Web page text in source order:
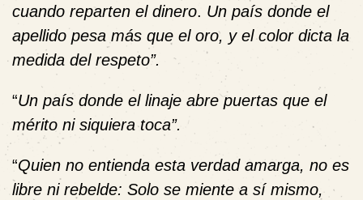
cuando reparten el dinero. Un país donde el
apellido pesa más que el oro, y el color dicta la
medida del respeto”.
“Un país donde el linaje abre puertas que el
mérito ni siquiera toca”.
“Quien no entienda esta verdad amarga, no es
libre ni rebelde: Solo se miente a sí mismo,